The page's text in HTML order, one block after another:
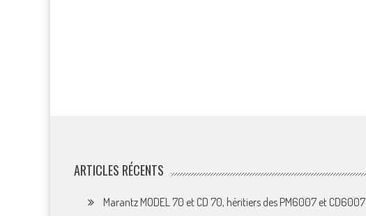
ARTICLES RÉCENTS
Marantz MODEL 70 et CD 70, héritiers des PM6007 et CD6007